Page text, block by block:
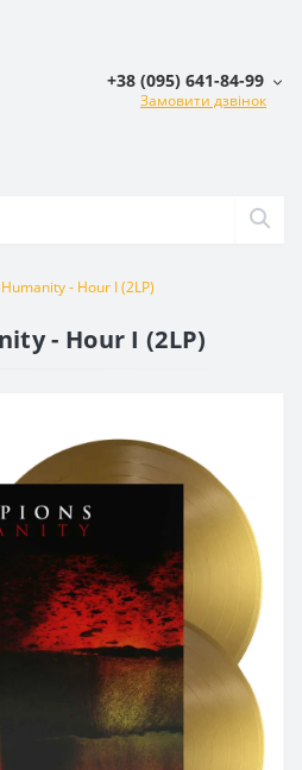
+38 (095) 641-84-99
Замовити дзвінок
- Hour I (2LP)
- Hour I (2LP)